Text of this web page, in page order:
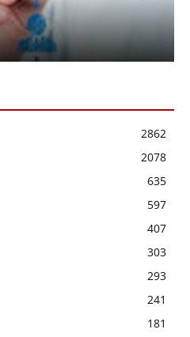
2862
2078
635
597
407
303
293
241
181